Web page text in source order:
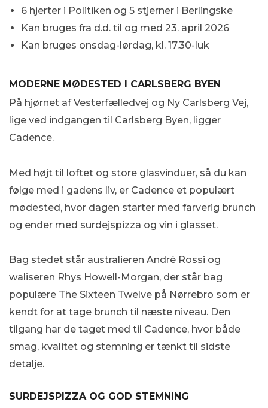
6 hjerter i Politiken og 5 stjerner i Berlingske
Kan bruges fra d.d. til og med 23. april 2026
Kan bruges onsdag-lørdag, kl. 17.30-luk
MODERNE MØDESTED I CARLSBERG BYEN
På hjørnet af Vesterfælledvej og Ny Carlsberg Vej,
lige ved indgangen til Carlsberg Byen, ligger
Cadence.
Med højt til loftet og store glasvinduer, så du kan
følge med i gadens liv, er Cadence et populært
mødested, hvor dagen starter med farverig brunch
og ender med surdejspizza og vin i glasset.
Bag stedet står australieren André Rossi og
waliseren Rhys Howell-Morgan, der står bag
populære The Sixteen Twelve på Nørrebro som er
kendt for at tage brunch til næste niveau. Den
tilgang har de taget med til Cadence, hvor både
smag, kvalitet og stemning er tænkt til sidste
detalje.
SURDEJSPIZZA OG GOD STEMNING